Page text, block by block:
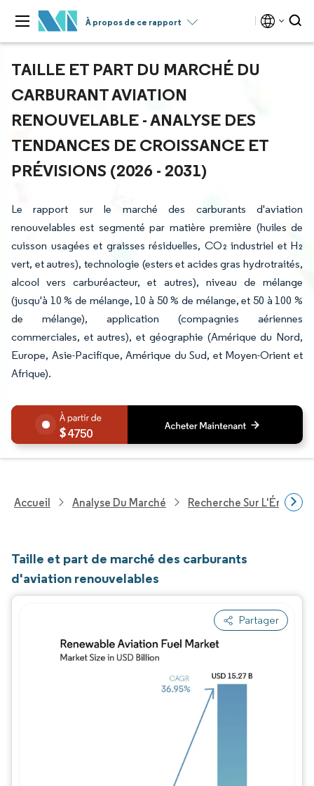
À propos de ce rapport
TAILLE ET PART DU MARCHÉ DU
CARBURANT AVIATION
RENOUVELABLE - ANALYSE DES
TENDANCES DE CROISSANCE ET
PRÉVISIONS (2026 - 2031)
Le rapport sur le marché des carburants d'aviation
renouvelables est segmenté par matière première (huiles de
cuisson usagées et graisses résiduelles, CO₂ industriel et H₂
vert, et autres), technologie (esters et acides gras hydrotraités,
alcool vers carburéacteur, et autres), niveau de mélange
(jusqu'à 10 % de mélange, 10 à 50 % de mélange, et 50 à 100 %
de mélange), application (compagnies aériennes
commerciales, et autres), et géographie (Amérique du Nord,
Europe, Asie-Pacifique, Amérique du Sud, et Moyen-Orient et
Afrique).
4750
Accueil Analyse Du Marché Recherche Sur
Taille et part de marché des carburants
d'aviation renouvelables
Partager
Image © Mordor Intelligence. La